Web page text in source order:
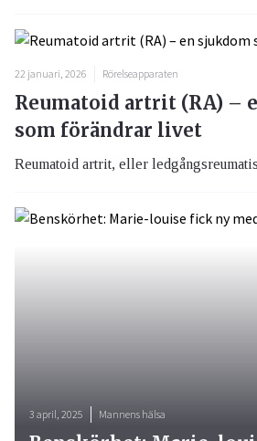
22 januari, 2026 Rörelseapparaten
Reumatoid artrit (RA) –
som förändrar livet
Reumatoid artrit, eller
3 april, 2025 Mannens hälsa